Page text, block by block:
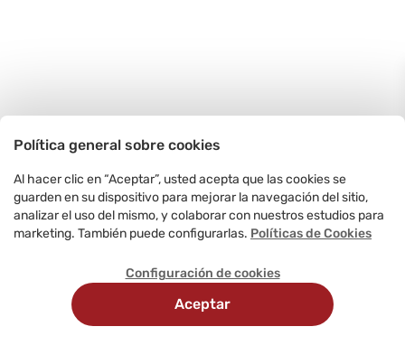
Política general sobre cookies
Al hacer clic en “Aceptar”, usted acepta que las cookies se
guarden en su dispositivo para mejorar la navegación del sitio,
analizar el uso del mismo, y colaborar con nuestros estudios para
marketing. También puede configurarlas. Políticas de Cookies
Configuración de cookies
Aceptar